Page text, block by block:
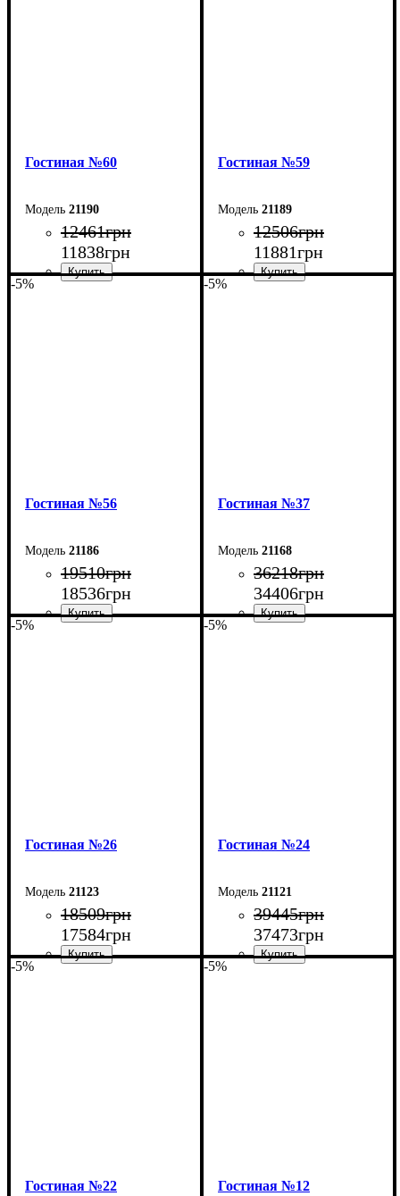
Гостиная №60
21190
12461грн
11838грн
Гостиная №59
21189
12506грн
11881грн
-5%
Гостиная №56
21186
19510грн
18536грн
-5%
Гостиная №37
21168
36218грн
34406грн
-5%
Гостиная №26
21123
18509грн
17584грн
-5%
Гостиная №24
21121
39445грн
37473грн
-5%
Гостиная №22
-5%
Гостиная №12